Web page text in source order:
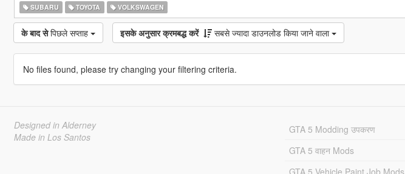
SUBARU
TOYOTA VOLKSWAGEN
के बाद से पिछले सप्ताह इसके अनुसार क्रमबद्ध करें सबसे ज्यादा डाउनलोड किया जाने वाला
No files found, please try changing your filtering criteria.
Designed in Alderney
Made in Los Santos
GTA 5 Modding उपकरण
GTA 5 वाहन Mods
GTA 5 Vehicle Paint Job Mods